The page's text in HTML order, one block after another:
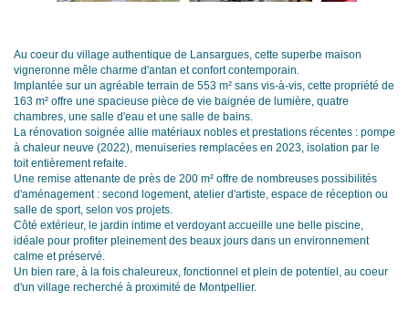
Au coeur du village authentique de Lansargues, cette superbe maison
vigneronne mêle charme d'antan et confort contemporain.
Implantée sur un agréable terrain de 553 m² sans vis-à-vis, cette propriété de
163 m² offre une spacieuse pièce de vie baignée de lumière, quatre
chambres, une salle d'eau et une salle de bains.
La rénovation soignée allie matériaux nobles et prestations récentes : pompe
à chaleur neuve (2022), menuiseries remplacées en 2023, isolation par le
toit entièrement refaite.
Une remise attenante de près de 200 m² offre de nombreuses possibilités
d'aménagement : second logement, atelier d'artiste, espace de réception ou
salle de sport, selon vos projets.
Côté extérieur, le jardin intime et verdoyant accueille une belle piscine,
idéale pour profiter pleinement des beaux jours dans un environnement
calme et préservé.
Un bien rare, à la fois chaleureux, fonctionnel et plein de potentiel, au coeur
d'un village recherché à proximité de Montpellier.